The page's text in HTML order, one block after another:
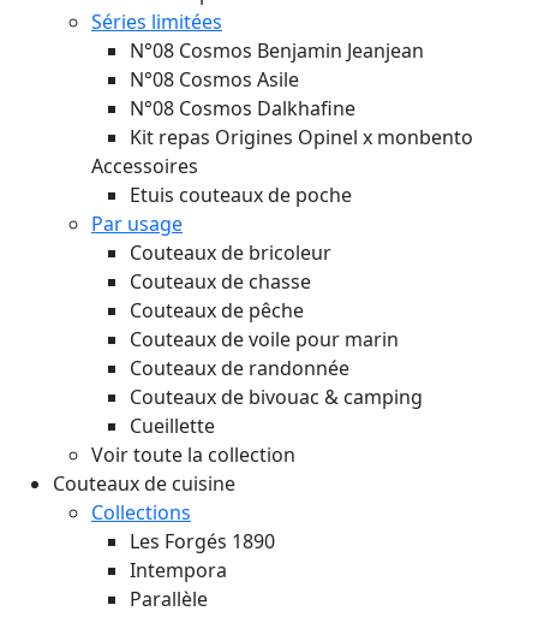
Séries limitées
N°08 Cosmos Benjamin Jeanjean
N°08 Cosmos Asile
N°08 Cosmos Dalkhafine
Kit repas Origines Opinel x monbento
Accessoires
Etuis couteaux de poche
Par usage
Couteaux de bricoleur
Couteaux de chasse
Couteaux de pêche
Couteaux de voile pour marin
Couteaux de randonnée
Couteaux de bivouac & camping
Cueillette
Voir toute la collection
Couteaux de cuisine
Collections
Les Forgés 1890
Intempora
Parallèle